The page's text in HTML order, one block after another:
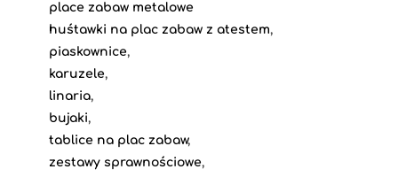
place zabaw metalowe
huśtawki na plac zabaw z atestem,
piaskownice,
karuzele,
linaria,
bujaki,
tablice na plac zabaw,
zestawy sprawnościowe,